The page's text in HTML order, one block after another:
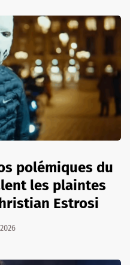
polémiques du
les plaintes
Estrosi